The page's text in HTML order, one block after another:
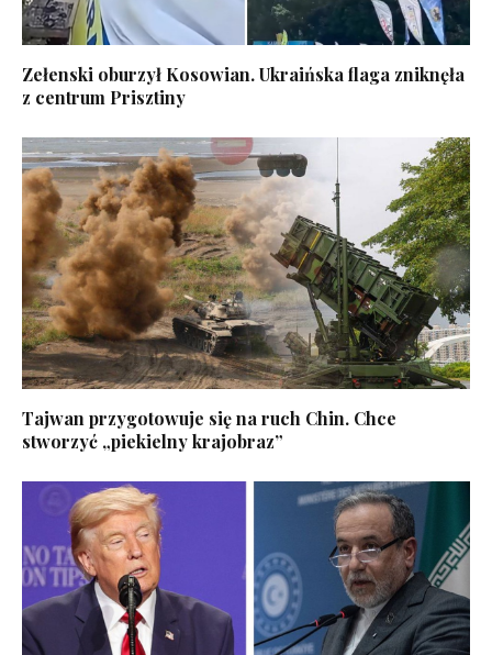
Zełenski oburzył Kosowian. Ukraińska flaga zniknęła
z centrum Prisztiny
Tajwan przygotowuje się na ruch Chin. Chce
stworzyć „piekielny krajobraz”